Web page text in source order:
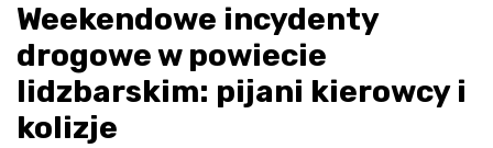
Weekendowe incydenty
drogowe w powiecie
lidzbarskim: pijani kierowcy i
kolizje